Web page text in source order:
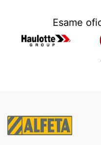
Esame